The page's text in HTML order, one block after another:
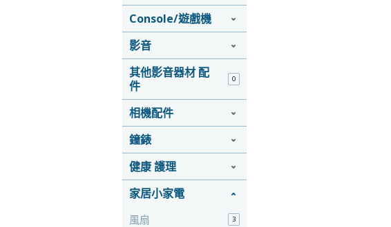
Console/遊戲機
影音
其他影音器材 配
件
0
相機配件
鐘錶
健康 護理
家居小家電
風扇 3